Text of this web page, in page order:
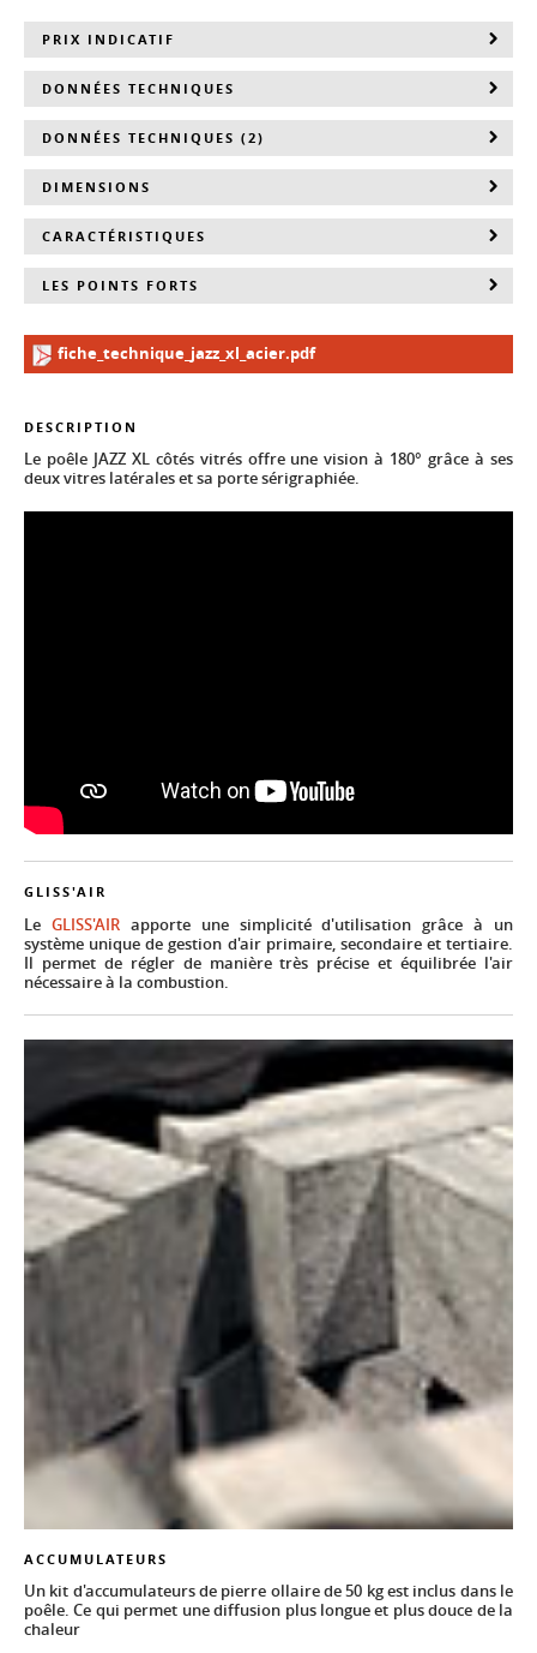
DESCRIPTION
Le poêle JAZZ XL côtés vitrés offre une vision à 180° grâce à ses
deux vitres latérales et sa porte sérigraphiée.
GLISS'AIR
Le GLISS'AIRapporte une simplicité d'utilisation grâce à un
système unique de gestion d'air primaire, secondaire et tertiaire.
Il permet de régler de manière très précise et équilibrée l'air
nécessaire à la combustion.
ACCUMULATEURS
Un kit d'accumulateurs de pierre ollaire de 50 kg est inclus dans le
poêle. Ce qui permet une diffusion plus longue et plus douce de la
chaleur
PRIX INDICATIF
DONNÉES TECHNIQUES
DONNÉES TECHNIQUES (2)
DIMENSIONS
CARACTÉRISTIQUES
LES POINTS FORTS
fiche_technique_jazz_xl_acier.pdf